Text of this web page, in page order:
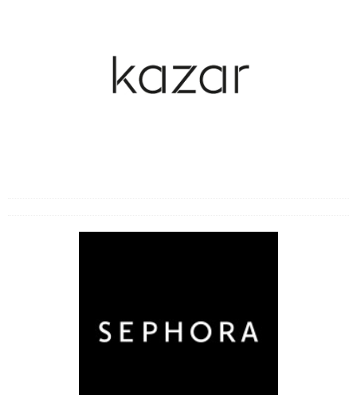
Choroby wieku podeszłego
Choroby zakaźne
Przeziębienia